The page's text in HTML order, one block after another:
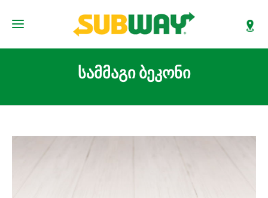
სამმაგი ბეკონი